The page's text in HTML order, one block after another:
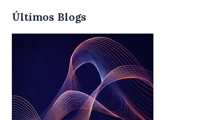
Últimos Blogs